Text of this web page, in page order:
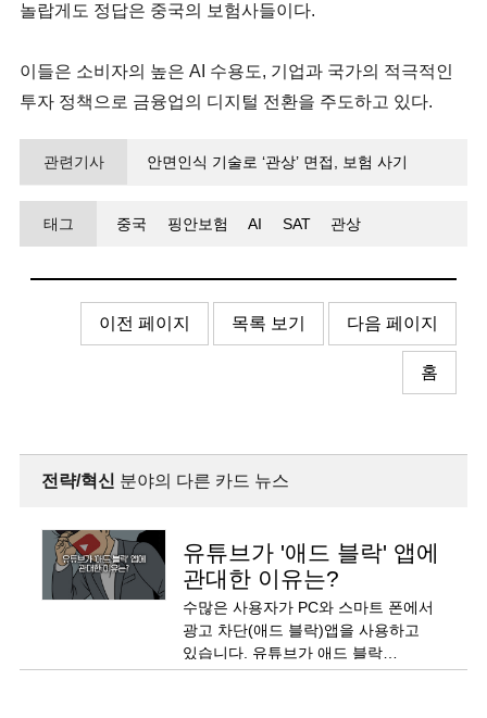
놀랍게도 정답은 중국의 보험사들이다.
이들은 소비자의 높은 AI 수용도, 기업과 국가의 적극적인
투자 정책으로 금융업의 디지털 전환을 주도하고 있다.
관련기사
안면인식 기술로 ‘관상’ 면접, 보험 사기
태그
중국 핑안보험 AI SAT 관상
이전 페이지 목록 보기 다음 페이지
홈
전략/혁신 분야의 다른 카드 뉴스
유튜브가 '애드 블락' 앱에
관대한 이유는?
수많은 사용자가 PC와 스마트 폰에서
광고 차단(애드 블락)앱을 사용하고
있습니다. 유튜브가 애드 블락
사용자들을 막지 않는 이유는